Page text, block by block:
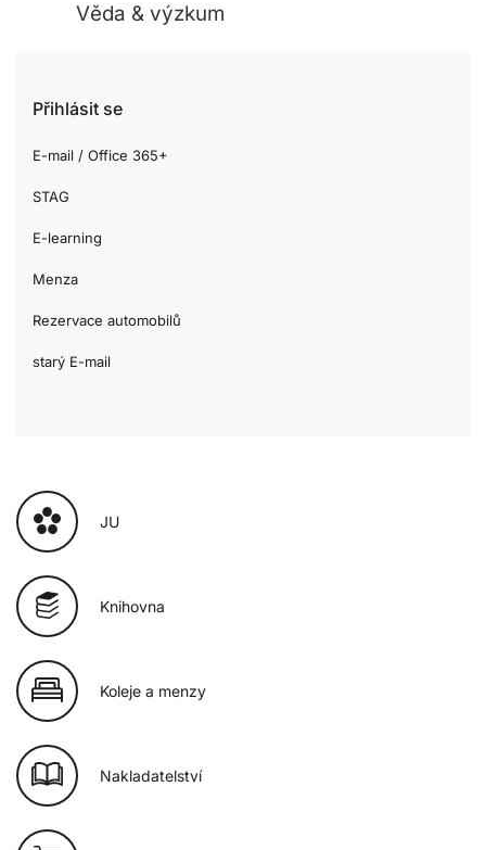
Věda & výzkum
Přihlásit se
E-mail / Office 365+
STAG
E-learning
Menza
Rezervace automobilů
starý E-mail
JU
Knihovna
Koleje a menzy
Nakladatelství